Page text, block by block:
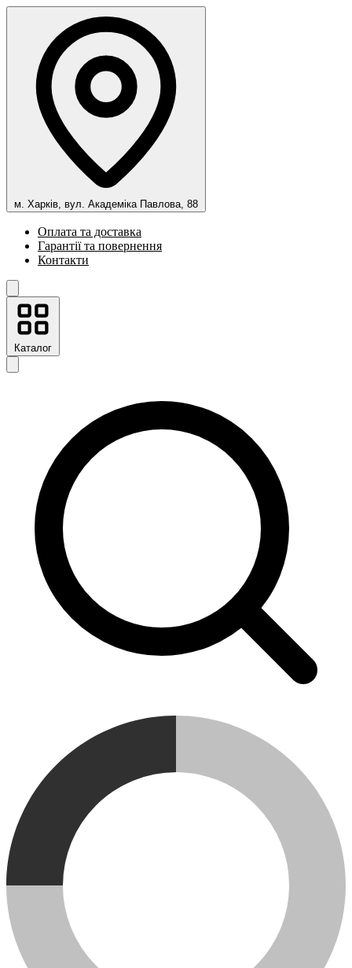
м. Харків, вул. Академіка Павлова, 88
Оплата та доставка
Гарантії та повернення
Контакти
Каталог